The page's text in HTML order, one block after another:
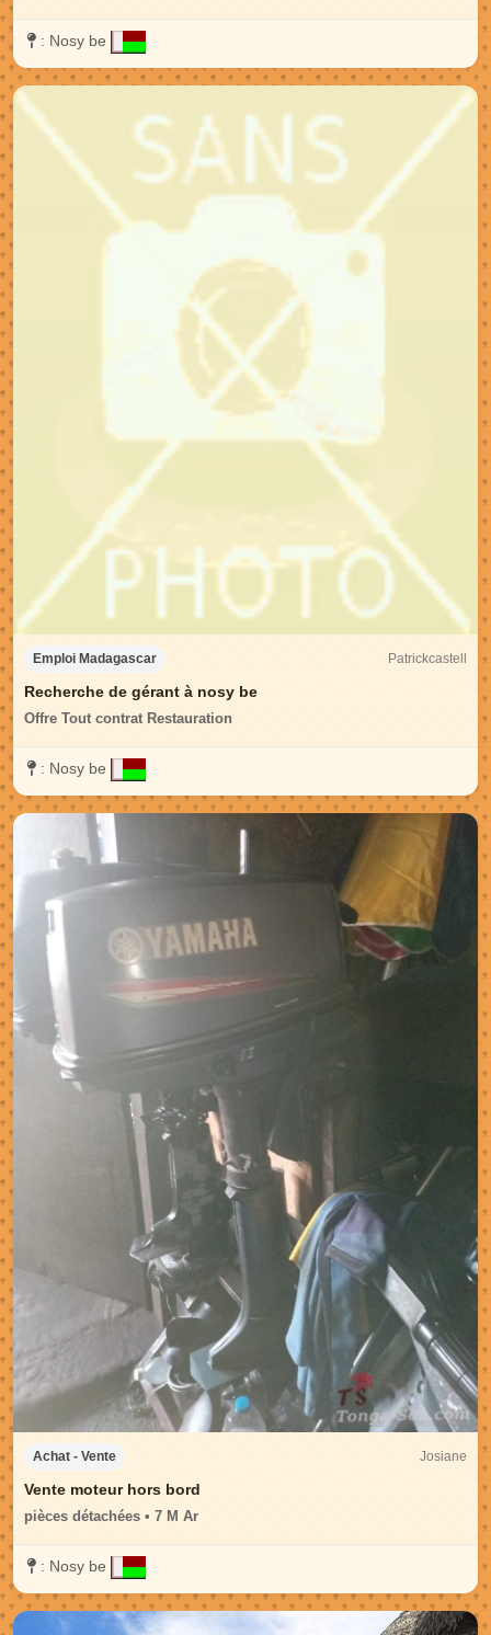
: Nosy be
Emploi Madagascar Patrickcastell
Recherche de gérant à nosy be
Offre Tout contrat Restauration
: Nosy be
Achat - Vente Josiane
Vente moteur hors bord
pièces détachées • 7 M Ar
: Nosy be